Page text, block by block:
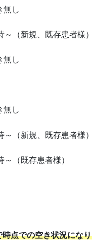
し
新規、既存患者様）
し
し
新規、既存患者様）
存患者様）
点での空き状況にな